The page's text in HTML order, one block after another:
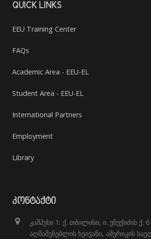
QUICK LINKS
EEU Training Center
FAQs
Academic Area - EEU-EL
Student Area - EEU-EL
International Partners
Employment
Library
ᲙᲝᲜᲢᲐᲥᲢᲘ
კამპუსი 1: ქ. თბილისი, ი. ენუქიძის ქ.
აღმაშენებლის ხეივანი, ამერიკის